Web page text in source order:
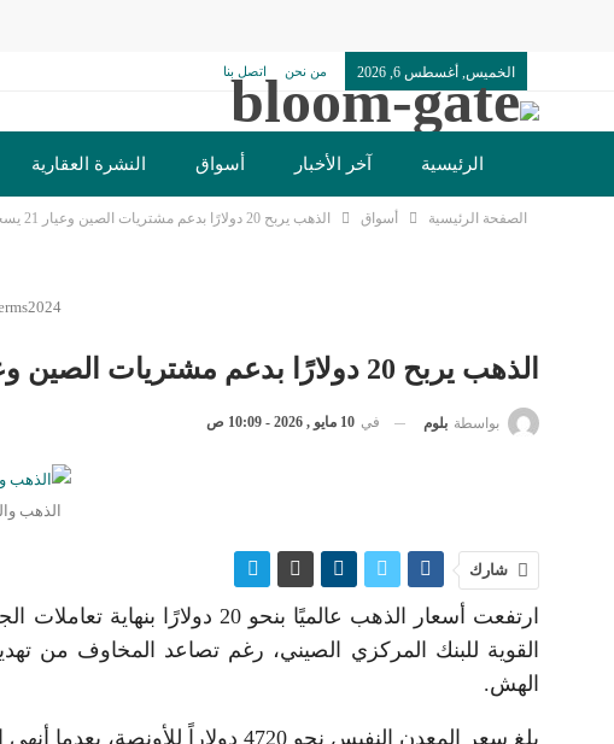
الخميس, أغسطس 6, 2026 من نحن اتصل بنا
الرئيسية آخر الأخبار أسواق النشرة العقارية
تكنولوجيا وسيارات دولي مجتمع خدمات
الصفحة الرئيسية أسواق الذهب يربح 20 دولارًا بدعم مشتريات الصين وعيار 21 يسجل 7005 جنيهات
الذهب يربح 20 دولارًا بدعم مشتريات الصين وعيار 21 يسجل 7005 جنيهات
بواسطة بلوم في 10 مايو , 2026 - 10:09 ص
الذهب
شارك
ارتفعت أسعار الذهب عالميًا بنحو
القوية للبنك المركزي الصيني، رغم تصاعد المخاوف من
الهش.
بلغ سعر المعدن النفيس نحو 4720 دولاراً للأونصة، بعدما أنهى الجلسة السابقة منخفضاً بشكل طفيف.